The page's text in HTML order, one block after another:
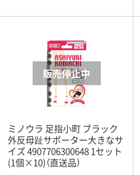
ミノウラ 足指小町 ブラック
外反母趾サポーター大きなサ
イズ 4907706300648 1セット
(1個×10)（直送品）